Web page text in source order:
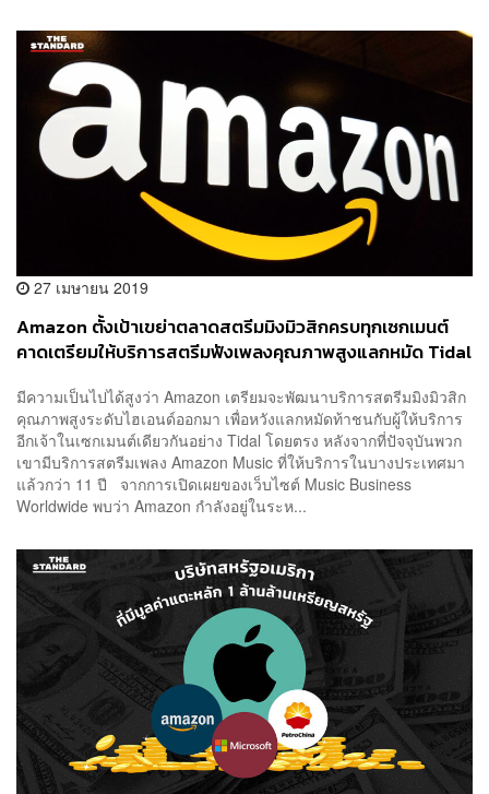
27 เมษายน 2019
Amazon ตั้งเป้าเขย่าตลาดสตรีมมิงมิวสิกครบทุกเซกเมนต์
คาดเตรียมให้บริการสตรีมฟังเพลงคุณภาพสูงแลกหมัด Tidal
มีความเป็นไปได้สูงว่า Amazon เตรียมจะพัฒนาบริการสตรีมมิงมิวสิก
คุณภาพสูงระดับไฮเอนด์ออกมา เพื่อหวังแลกหมัดท้าชนกับผู้ให้บริการ
อีกเจ้าในเซกเมนต์เดียวกันอย่าง Tidal โดยตรง หลังจากที่ปัจจุบันพวก
เขามีบริการสตรีมเพลง Amazon Music ที่ให้บริการในบางประเทศมา
แล้วกว่า 11 ปี จากการเปิดเผยของเว็บไซต์ Music Business
Worldwide พบว่า Amazon กำลังอยู่ในระห...